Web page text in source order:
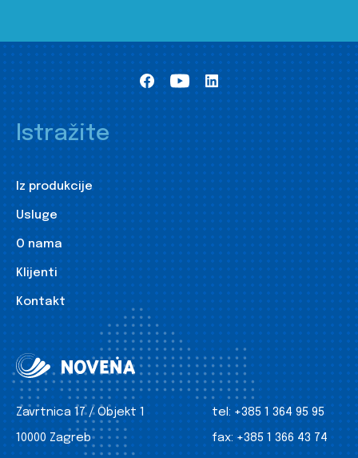
Istražite
Iz produkcije
Usluge
O nama
Klijenti
Kontakt
Zavrtnica 17 / Objekt 1
10000 Zagreb
tel: +385 1 364 95 95
fax: +385 1 366 43 74